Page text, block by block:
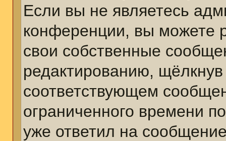
Если вы не являетесь
конференции, вы можете
свои собственные
редактированию,
соответствующем
ограниченного времени
уже ответил на